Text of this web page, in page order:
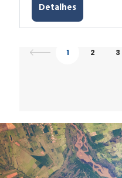
Detalhes
1 2 3